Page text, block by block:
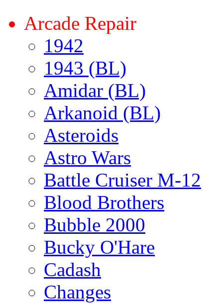
Arcade Repair
1942
1943 (BL)
Amidar (BL)
Arkanoid (BL)
Asteroids
Astro Wars
Battle Cruiser M-12
Blood Brothers
Bubble 2000
Bucky O'Hare
Cadash
Changes